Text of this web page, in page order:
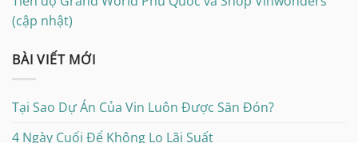
(cập nhật)
BÀI VIẾT MỚI
Tại Sao Dự Án Của Vin Luôn Được Săn Đón?
4 Ngày Cuối Để Không Lo Lãi Suất